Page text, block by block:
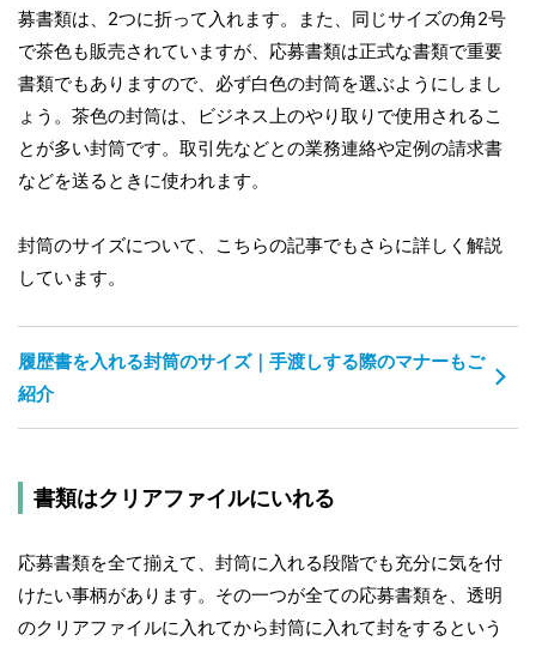
募書類は、2つに折って入れます。また、同じサイズの角2号
で茶色も販売されていますが、応募書類は正式な書類で重要
書類でもありますので、必ず白色の封筒を選ぶようにしまし
ょう。茶色の封筒は、ビジネス上のやり取りで使用されるこ
とが多い封筒です。取引先などとの業務連絡や定例の請求書
などを送るときに使われます。
封筒のサイズについて、こちらの記事でもさらに詳しく解説
しています。
履歴書を入れる封筒のサイズ｜手渡しする際のマナーもご
紹介
書類はクリアファイルにいれる
応募書類を全て揃えて、封筒に入れる段階でも充分に気を付
けたい事柄があります。その一つが全ての応募書類を、透明
のクリアファイルに入れてから封筒に入れて封をするという